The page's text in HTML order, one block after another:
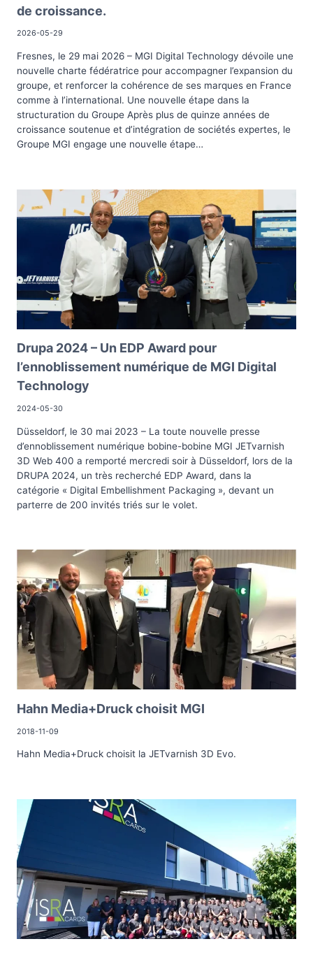
de croissance.
2026-05-29
Fresnes, le 29 mai 2026 – MGI Digital Technology dévoile une
nouvelle charte fédératrice pour accompagner l’expansion du
groupe, et renforcer la cohérence de ses marques en France
comme à l’international. Une nouvelle étape dans la
structuration du Groupe Après plus de quinze années de
croissance soutenue et d’intégration de sociétés expertes, le
Groupe MGI engage une nouvelle étape…
Drupa 2024 – Un EDP Award pour
l’ennoblissement numérique de MGI Digital
Technology
2024-05-30
Düsseldorf, le 30 mai 2023 – La toute nouvelle presse
d’ennoblissement numérique bobine-bobine MGI JETvarnish
3D Web 400 a remporté mercredi soir à Düsseldorf, lors de la
DRUPA 2024, un très recherché EDP Award, dans la
catégorie « Digital Embellishment Packaging », devant un
parterre de 200 invités triés sur le volet.
Hahn Media+Druck choisit MGI
2018-11-09
Hahn Media+Druck choisit la JETvarnish 3D Evo.